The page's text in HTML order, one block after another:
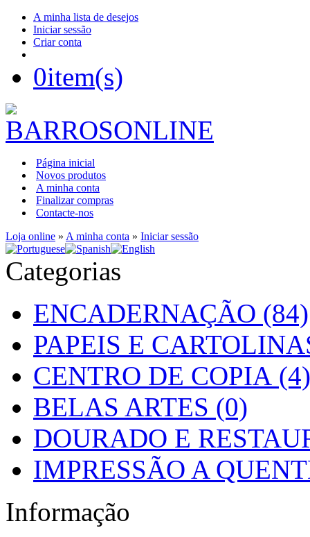
A minha lista de desejos
Iniciar sessão
Criar conta
0item(s)
Página inicial
Novos produtos
A minha conta
Finalizar compras
Contacte-nos
Loja online » A minha conta » Iniciar sessão
Categorias
ENCADERNAÇÃO (84)
PAPEIS E
CENTRO DE COPIA (4)
BELAS ARTES (0)
DOURADO E
IMPRESSÃO A
Informação